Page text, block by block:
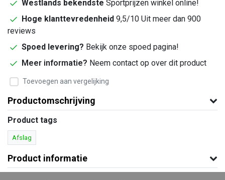
Westlands bekendste Sportprijzen winkel online!
Hoge klanttevredenheid 9,5/10 Uit meer dan 900
reviews
Spoed levering? Bekijk onze spoed pagina!
Meer informatie? Neem contact op over dit product
Toevoegen aan vergelijking
Productomschrijving
Product tags
Afslag
Product informatie